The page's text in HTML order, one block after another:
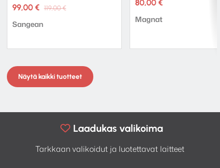
119,00€Alkuperäinen
99,00 €
Nykyinen
Tuotemerkki:
Sangean
80,00 €
Tuotemerkki:
Magnat
Näytä kaikki tuotteet
Laadukas valikoima
Tarkkaan valikoidut ja luotettavat laitteet